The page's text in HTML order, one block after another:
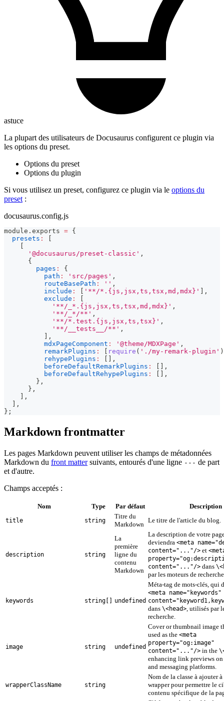
astuce
La plupart des utilisateurs de Docusaurus configurent ce plugin via
les options du preset.
Options du preset
Options du plugin
Si vous utilisez un preset, configurez ce plugin via le options du
preset :
docusaurus.config.js
module . exports = {
presets :
'@docusaurus/preset-classic' ,
{
pages :
{
path : 'src/pages' ,
routeBasePath : '' ,
include : '**/*.{js,jsx,ts,tsx,md,mdx}'
,
exclude :
'**/_*.{js,jsx,ts,tsx,md,mdx}' ,
'**/_*/**' ,
'**/*.test.{js,jsx,ts,tsx}' ,
'**/__tests__/**' ,
,
mdxPageComponent : '@theme/MDXPage' ,
remarkPlugins : require ( './my-remark-plugin' )
rehypePlugins :
,
beforeDefaultRemarkPlugins :
,
beforeDefaultRehypePlugins :
,
} ,
} ,
,
,
} ;
Markdown frontmatter
Les pages Markdown peuvent utiliser les champs de métadonnées
Markdown du front mattersuivants, entourés d'une ligne --- de part
et d'autre.
Champs acceptés :
Nom Type Par défaut Description
title string
Titre du
Markdown
Le titre de l'article du blog.
description string
La
première
ligne du
contenu
Markdown
La description de votre
deviendra <meta
content="..."/> et
content="..."/> dans
par les moteurs de
keywords string[] undefined
Méta-tag de mots-clés, qui
<meta name="keywords"
dans \<head>, utilisés par
recherche.
image string undefined
Cover or thumbnail image
used as the <meta
property="og:image"
content="..."/> in the
enhancing link previews
and messaging platforms.
wrapperClassName string
Nom de la classe à ajouter
wrapper pour permettre le
contenu spécifique de la